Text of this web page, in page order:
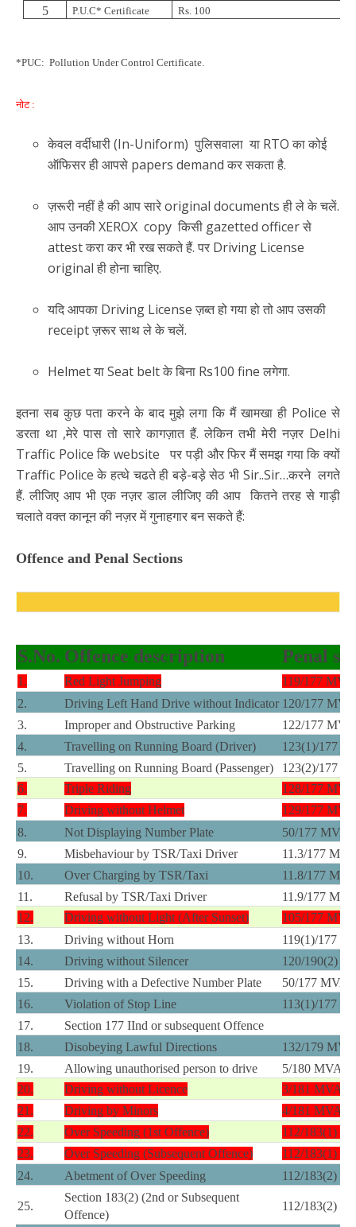
5 P.U.C* Certificate Rs. 100
*PUC: Pollution Under Control Certificate.
नोट :
केवल वर्दीधारी (In-Uniform) पुलिसवाला या RTO का कोई
ऑफिसर ही आपसे papers demand कर सकता है.
ज़रूरी नहीं है की आप सारे original documents ही ले के चलें.
आप उनकी XEROX copy किसी gazetted officer से
attest करा कर भी रख सकते हैं. पर Driving License
original ही होना चाहिए.
यदि आपका Driving License ज़ब्त हो गया हो तो आप उसकी
receipt ज़रूर साथ ले के चलें.
Helmet या Seat belt के बिना Rs100 fine लगेगा.
इतना सब कुछ पता करने के बाद मुझे लगा कि मैं खामखा ही Police से
डरता था ,मेरे पास तो सारे कागज़ात हैं. लेकिन तभी मेरी नज़र Delhi
Traffic Police कि website पर पड़ी और फिर मैं समझ गया कि क्यों
Traffic Police के हत्थे चढते ही बड़े-बड़े सेठ भी Sir..Sir…करने लगते
हैं. लीजिए आप भी एक नज़र डाल लीजिए की आप कितने तरह से गाड़ी
चलाते वक्त कानून की नज़र में गुनाहगार बन सकते हैं:
Offence and Penal Sections
S.No. Offence description Penal
1. Red Light Jumping
119/177 MVA
2.
Driving Left Hand Drive without Indicator 120/177 MVA
3.
Improper and Obstructive Parking
122/177 MVA
4.
Travelling on Running Board (Driver)
123(1)/177
5.
Travelling on Running Board (Passenger)
123(2)/177
6.
Triple Riding
128/177 MVA
7.
Driving without Helmet
129/177 MVA
8.
Not Displaying Number Plate
50/177 MVA
9.
Misbehaviour by TSR/Taxi Driver
11.3/177
10.
Over Charging by TSR/Taxi
11.8/177
11.
Refusal by TSR/Taxi Driver
11.9/177
12.
Driving without Light (After Sunset)
105/177 MVA
13.
Driving without Horn
119(1)/177
14.
Driving without Silencer
120/190(2)
15.
Driving with a Defective Number Plate
50/177 MVA
16.
Violation of Stop Line
113(1)/177
17.
Section 177 IInd or subsequent Offence
18.
Disobeying Lawful Directions
132/179 MVA
19.
Allowing unauthorised person to drive
5/180 MVA
20.
Driving without Licence
3/181 MVA
21.
Driving by Minors
4/181 MVA
22.
Over Speeding (1st Offence)
112/183(1)
23.
Over Speeding (Subsequent Offence)
112/183(1)
24.
Abetment of Over Speeding 112/183(2)
25.
Section 183(2) (2nd or Subsequent
Offence)
112/183(2)